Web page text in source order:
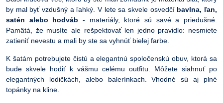
by mal byť vzdušný a ľahký. V lete sa skvele osvedčí bavlna, ľan,
satén alebo hodváb - materiály, ktoré sú savé a priedušné.
Pamätá, že musíte ale rešpektovať len jedno pravidlo: nesmiete
zatieniť nevestu a mali by ste sa vyhnúť bielej farbe.
K šatám potrebujete čistú a elegantnú spoločenskú obuv, ktorá sa
bude skvele hodiť k vášmu celému outfitu. Môžete siahnuť po
elegantných lodičkách, alebo balerínkach. Vhodné sú aj plné
topánky na kline.